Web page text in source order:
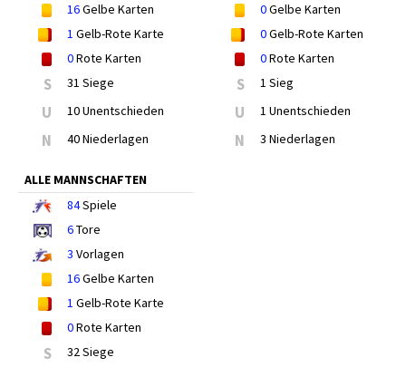
16Gelbe Karten
1 Gelb-Rote Karte
0Rote Karten
S 31 Siege
U 10 Unentschieden
N 40 Niederlagen
0Gelbe Karten
0Gelb-Rote Karten
0Rote Karten
S 1 Sieg
U 1 Unentschieden
N 3 Niederlagen
ALLE MANNSCHAFTEN
84Spiele
6Tore
3 Vorlagen
16Gelbe Karten
1 Gelb-Rote Karte
0Rote Karten
S 32 Siege